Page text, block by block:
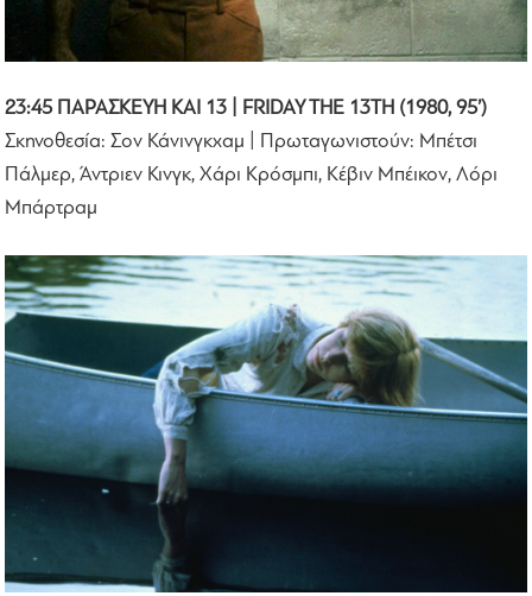
23:45 ΠΑΡΑΣΚΕΥΗ ΚΑΙ 13 | FRIDAY THE 13TH (1980, 95’)
Σκηνοθεσία: Σον Κάνινγκχαμ | Πρωταγωνιστούν: Μπέτσι
Πάλμερ, Άντριεν Κινγκ, Χάρι Κρόσμπι, Κέβιν Μπέικον, Λόρι
Μπάρτραμ